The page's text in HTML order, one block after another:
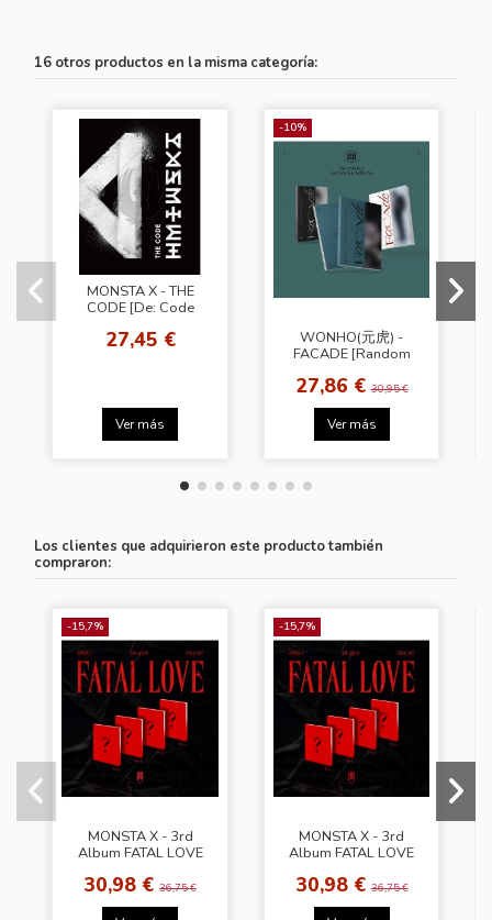
16 otros productos en la misma categoría:
MONSTA X - THE
CODE [De: Code
27,45 €
Ver más
-10%
WONHO(元虎) -
FACADE [Random
27,86 €30,95 €
Ver más
Los clientes que adquirieron este producto también
compraron:
-15,7%
MONSTA X - 3rd
Album FATAL LOVE
30,98 €36,75 €
-15,7%
MONSTA X - 3rd
Album FATAL LOVE
30,98 €36,75 €